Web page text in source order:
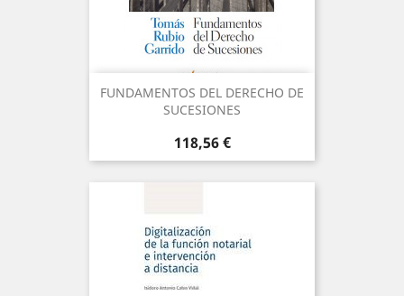
FUNDAMENTOS DEL DERECHO DE
SUCESIONES
Precio
118,56 €